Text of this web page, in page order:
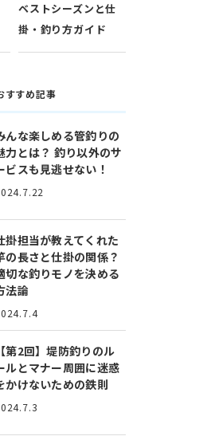
ベストシーズンと仕
掛・釣り方ガイド
すすめ記事
んな楽しめる管釣りの
力とは？ 釣り以外のサ
ビスも見逃せない！
掛担当が教えてくれた
の長さと仕掛の関係？
切な釣りモノを決める
法論
【第2回】堤防釣りのル
ルとマナー周囲に迷惑
かけないための鉄則